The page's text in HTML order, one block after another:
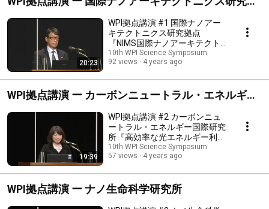
点
20:23
WPI拠点講演 #1 国際ナノアー
キテクトニクス研究拠点
『NIMS国際ナノアーキテクト
ニクス研究拠点の取り組み』
10th WPI Science Symposium
92 views
4 years ago
WPI拠点講演 ー カーボンニュートラル・エネルギー
国際研究所
19:39
WPI拠点講演 #2 カーボンニュ
ートラル・エネルギー国際研究
所『高効率な光エネルギー利用
を目指した金属ナノ構造の制
御』
10th WPI Science Symposium
57 views
4 years ago
WPI拠点講演 ー ナノ生命科学研究所